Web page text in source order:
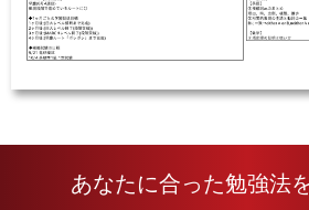
あなたに合った勉強法